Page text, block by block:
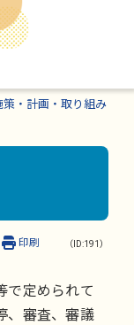
策・計画・取り組み
（ID:191）
印刷
で定められて
、審査、審議